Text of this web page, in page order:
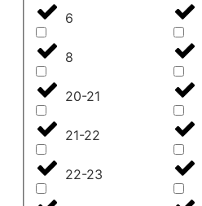
6
8
20-21
21-22
22-23